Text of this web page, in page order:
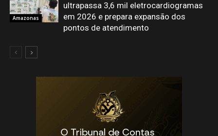
Amazonas
ultrapassa 3,6 mil eletrocardiogramas
em 2026 e prepara expansão dos
pontos de atendimento